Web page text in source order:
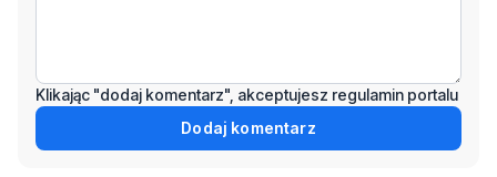
Klikając "dodaj komentarz", akceptujesz regulamin portalu
Dodaj komentarz